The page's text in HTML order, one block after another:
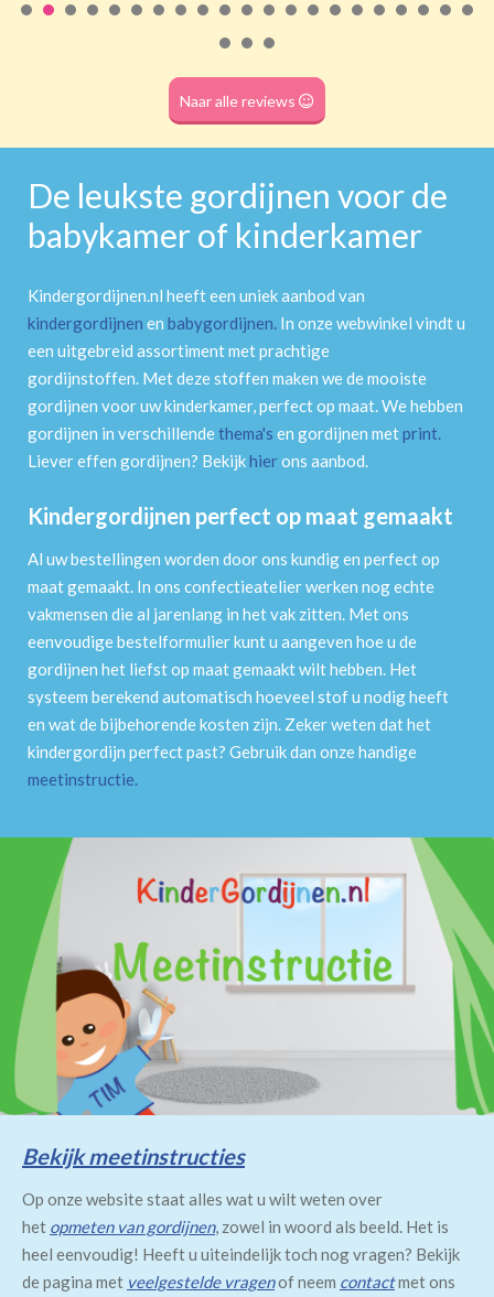
(dubbele tunnel)
Naar alle reviews
De leukste gordijnen voor de
babykamer of kinderkamer
Kindergordijnen.nl heeft een uniek aanbod van
kindergordijnen en babygordijnen. In onze webwinkel vindt u
een uitgebreid assortiment met prachtige
gordijnstoffen. Met deze stoffen maken we de mooiste
gordijnen voor uw kinderkamer, perfect op maat. We hebben
gordijnen in verschillendethema's en gordijnen metprint.
Liever effen gordijnen? Bekijkhierons aanbod.
Kindergordijnen perfect op maat gemaakt
Al uw bestellingen worden door ons kundig en perfect op
maat gemaakt. In ons confectieatelier werken nog echte
vakmensen die al jarenlang in het vak zitten. Met ons
eenvoudige bestelformulier kunt u aangeven hoe u de
gordijnen het liefst op maat gemaakt wilt hebben. Het
systeem berekend automatisch hoeveel stof u nodig heeft
en wat de bijbehorende kosten zijn. Zeker weten dat het
kindergordijn perfect past? Gebruik dan onze handige
meetinstructie.
Bekijk meetinstructies
Op onze website staat alles wat u wilt weten over
het opmeten van gordijnen, zowel in woord als beeld. Het is
heel eenvoudig! Heeft u uiteindelijk toch nog vragen? Bekijk
de pagina met veelgestelde vragenof neem contactmet ons